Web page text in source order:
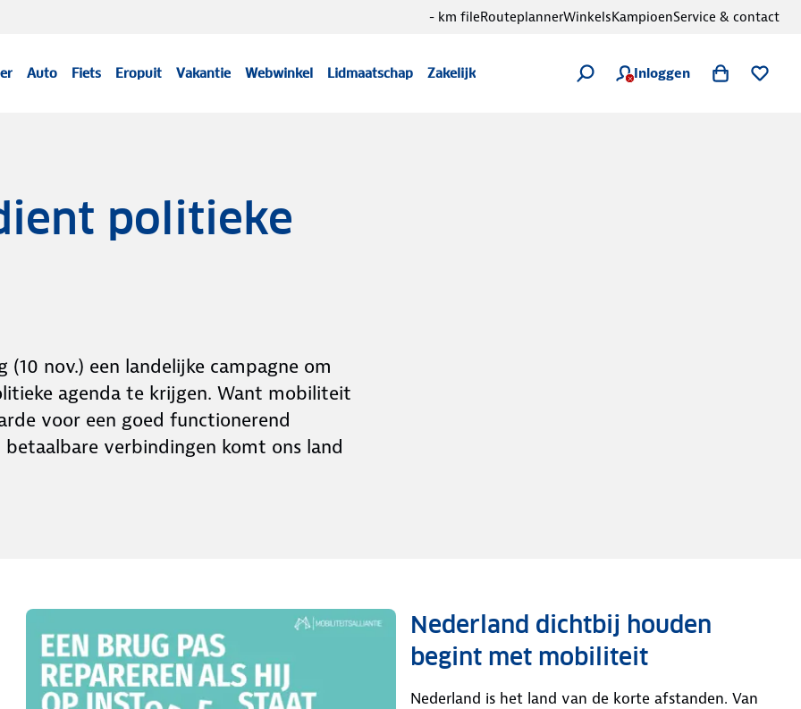
Auto Fiets Eropuit Vakantie Webwinkel Lidmaatschap Zakelijk Inloggen
- km fileRouteplannerWinkelsKampioenService & contact
politieke
nov.) een landelijke campagne om
agenda te krijgen. Want mobiliteit
voor een goed functionerend
verbindingen komt ons land
Nederland dichtbij houden
begint met mobiliteit
Nederland is het land van de korte afstanden. Van